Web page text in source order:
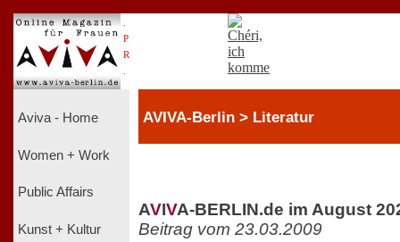
P
R
Aviva - Home
Women + Work
Public Affairs
Kunst + Kultur
AVIVA-Berlin > Literatur
AVIVA-BERLIN.de im August
Beitrag vom 23.03.2009